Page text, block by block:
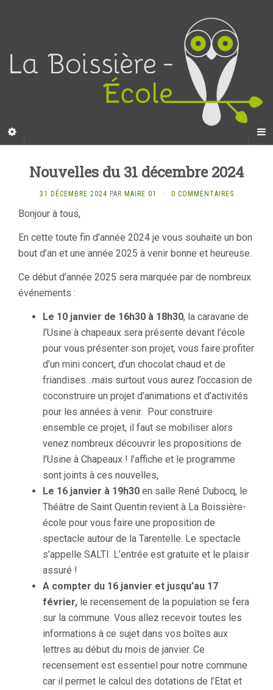
Nouvelles du 31 décembre 2024
31 DÉCEMBRE 2024 PAR MAIRE 01 · 0 COMMENTAIRES
Bonjour à tous,
En cette toute fin d’année 2024 je vous souhaite un bon
bout d’an et une année 2025 à venir bonne et heureuse.
Ce début d’année 2025 sera marquée par de nombreux
événements :
Le 10 janvier de 16h30 à 18h30, la caravane de
l’Usine à chapeaux sera présente devant l’école
pour vous présenter son projet, vous faire profiter
d’un mini concert, d’un chocolat chaud et de
friandises…mais surtout vous aurez l’occasion de
coconstruire un projet d’animations et d’activités
pour les années à venir. Pour construire
ensemble ce projet, il faut se mobiliser alors
venez nombreux découvrir les propositions de
l’Usine à Chapeaux ! l’affiche et le programme
sont joints à ces nouvelles,
Le 16 janvier à 19h30 en salle René Dubocq, le
Théâtre de Saint Quentin revient à La Boissière-
école pour vous faire une proposition de
spectacle autour de la Tarentelle. Le spectacle
s’appelle SALTI. L’entrée est gratuite et le plaisir
assuré !
A compter du 16 janvier et jusqu’au 17
février, le recensement de la population se fera
sur la commune. Vous allez recevoir toutes les
informations à ce sujet dans vos boîtes aux
lettres au début du mois de janvier. Ce
recensement est essentiel pour notre commune
car il permet le calcul des dotations de l’Etat et